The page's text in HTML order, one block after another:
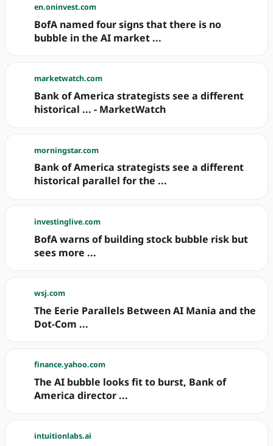
en.oninvest.com
BofA named four signs that there is no
bubble in the AI market ...
marketwatch.com
Bank of America strategists see a different
historical ... - MarketWatch
morningstar.com
Bank of America strategists see a different
historical parallel for the ...
investinglive.com
BofA warns of building stock bubble risk but
sees more ...
wsj.com
The Eerie Parallels Between AI Mania and the
Dot-Com ...
finance.yahoo.com
The AI bubble looks fit to burst, Bank of
America director ...
intuitionlabs.ai